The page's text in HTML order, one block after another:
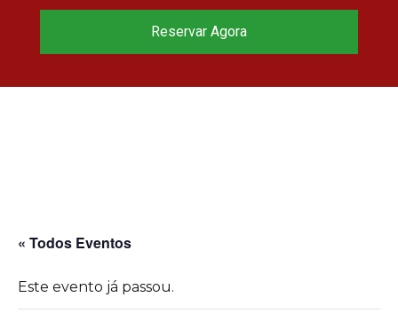
« Todos Eventos
Este evento já passou.
Reservar Agora